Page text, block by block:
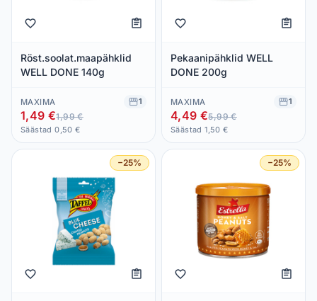
Röst.soolat.maapähklid
WELL DONE 140g
MAXIMA 1
1,49 €1,99 €
Säästad 0,50 €
Pekaanipähklid WELL
DONE 200g
MAXIMA 1
4,49 €5,99 €
Säästad 1,50 €
−25% −25%